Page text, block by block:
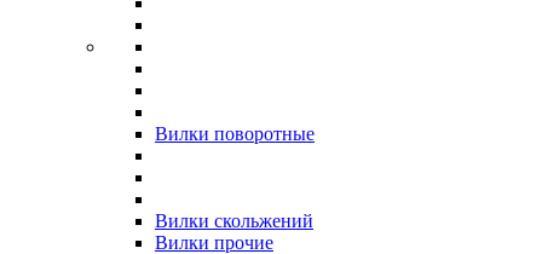
Вилки поворотные
Вилки скольжений
Вилки прочие